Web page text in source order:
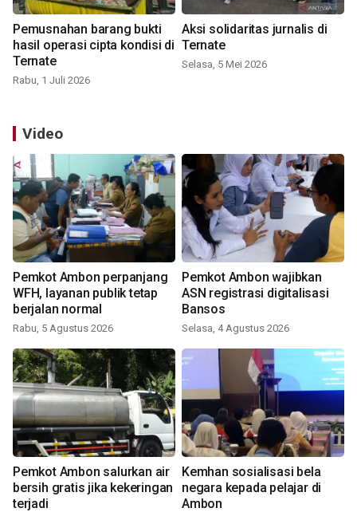
Pemusnahan barang bukti
hasil operasi cipta kondisi di
Ternate
Rabu, 1 Juli 2026
Aksi solidaritas jurnalis di
Ternate
Selasa, 5 Mei 2026
Video
Pemkot Ambon perpanjang
WFH, layanan publik tetap
berjalan normal
Rabu, 5 Agustus 2026
Pemkot Ambon wajibkan
ASN registrasi digitalisasi
Bansos
Selasa, 4 Agustus 2026
Pemkot Ambon salurkan air
bersih gratis jika kekeringan
terjadi
Kemhan sosialisasi bela
negara kepada pelajar di
Ambon